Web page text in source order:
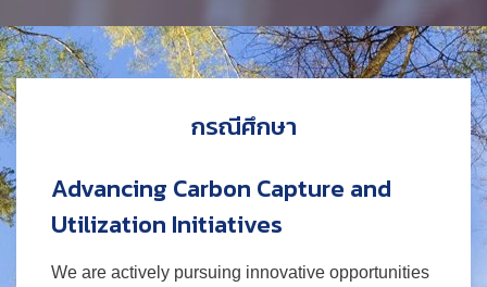
กรณีศึกษา
Advancing Carbon Capture and
Utilization Initiatives
We are actively pursuing innovative opportunities